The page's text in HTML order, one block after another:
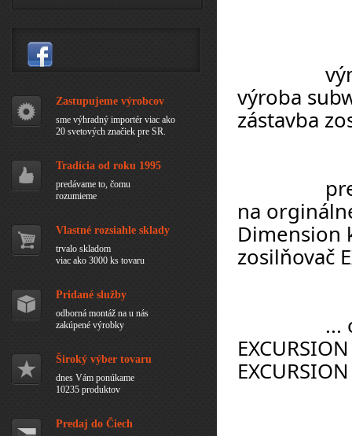
výroba
zástavba
na
Dimension
zosilňovač
Zastupujeme výrobcov
sme výhradný importér viac ako
20 svetových značiek pre SR.
Tradícia od roku 1995
predávame to, čomu
rozumieme
Vlastné rozsiahle sklady
trvalo skladom
viac ako 3000 ks tovaru
Pridané služby
odborná montáž na u nás
zakúpené výrobky
Široký výber tovaru
dnes Vám ponúkame
10235 produktov
Predaj do Čiech